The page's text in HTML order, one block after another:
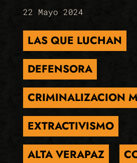
22 Mayo 2024
LAS QUE LUCHAN
DEFENSORA
CRIMINALIZACION
EXTRACTIVISMO
ALTA VERAPAZ